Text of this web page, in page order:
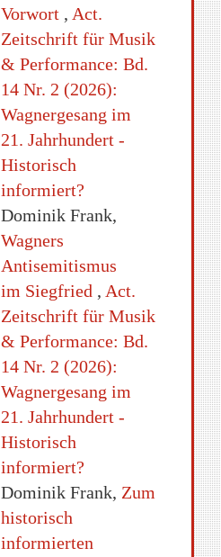
Vorwort , Act.
Zeitschrift für Musik
& Performance: Bd.
14 Nr. 2 (2026):
Wagnergesang im
21. Jahrhundert -
Historisch
informiert?
Dominik Frank,
Wagners
Antisemitismus
im Siegfried , Act.
Zeitschrift für Musik
& Performance: Bd.
14 Nr. 2 (2026):
Wagnergesang im
21. Jahrhundert -
Historisch
informiert?
Dominik Frank, Zum
historisch
informierten